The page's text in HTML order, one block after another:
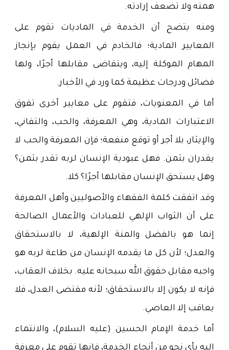
همته ولا تضعف إرادته.
ومنه يتضح أن الخدمة في الماديات تقوم على
المعايير المادية؛ فالخادم في العمل يقوم بإنجاز
المهام الموكلة إليه، ويتقاضى مقابلها أجرًا، ولها
فضائل ودرجات عظيمة كما ورد في الأخبار.
أما في المعنويات، فتقوم على معايير أخرى تفوق
الاعتبارات المادية، وهي المعرفة، والحب، والتفاني،
والإيثار، بلا أجر أو توقع منفعة؛ فإن المعرفة والحب لا
يقدران بثمن. فهل عبودية الإنسان لربه تقدر بثمن؟
وهل يستحق الإنسان مقابلها أجرًا؟ كلا.
وقد اتفقت كلمة الفقهاء والأصوليين وأهل المعرفة
على أن الثواب الإلهي للعبادات والأعمال الصالحة
إنما هو بالفضل والمنة الإلهية، لا بالاستحقاق
والعدل؛ لأن كل ما يقدمه الإنسان من طاعة لربه هو
واجبه مقابل حقوق الله سبحانه عليه. بخلاف العقاب،
فإنه لا يكون إلا بالاستحقاق؛ لأنه مقتضى العدل، فلا
يعاقب إلا العاصي.
أما خدمة الإمام الحسين (عليه السلام)، والانتماء